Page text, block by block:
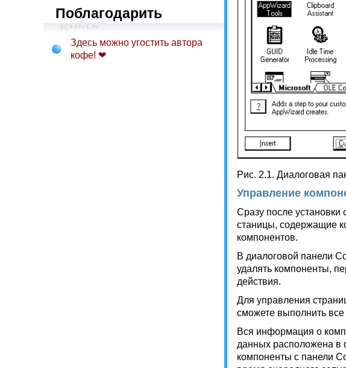
Поблагодарить
Здесь можно угостить автора
кофе! ❤
Рис. 2.1. Диалоговая
Управление
Сразу после
станицы, содержащие
компонентов.
В диалоговой панели
удалять компоненты,
действия.
Для управления
сможете выполнить
Вся информация о
данных расположена в
компоненты с панели